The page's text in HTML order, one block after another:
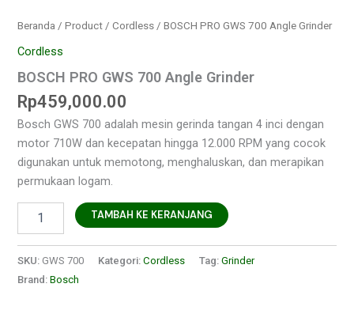
Beranda /Product /Cordless / BOSCH PRO GWS 700 Angle Grinder
Cordless
BOSCH PRO GWS 700 Angle Grinder
Rp459,000.00
Bosch GWS 700 adalah mesin gerinda tangan 4 inci dengan
motor 710W dan kecepatan hingga 12.000 RPM yang cocok
digunakan untuk memotong, menghaluskan, dan merapikan
permukaan logam.
TAMBAH KE KERANJANG
SKU: GWS 700 Kategori:Cordless Tag:Grinder
Brand:Bosch